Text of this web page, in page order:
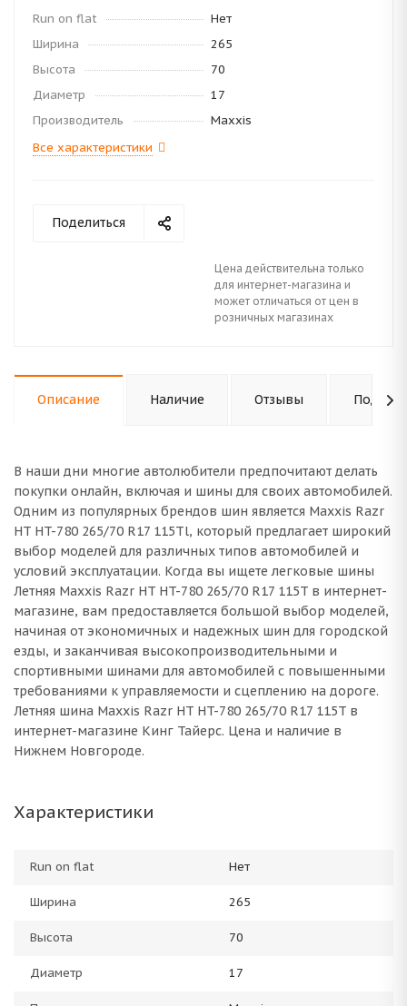
Run on flat
Нет
Ширина
265
Высота
70
Диаметр
17
Производитель
Maxxis
Все характеристики
Поделиться
Цена действительна только
для интернет-магазина и
может отличаться от цен в
розничных магазинах
Описание Наличие Отзывы
В наши дни многие автолюбители предпочитают делать
покупки онлайн, включая и шины для своих автомобилей.
Одним из популярных брендов шин является Maxxis Razr
HT HT-780 265/70 R17 115Tl, который предлагает широкий
выбор моделей для различных типов автомобилей и
условий эксплуатации. Когда вы ищете легковые шины
Летняя Maxxis Razr HT HT-780 265/70 R17 115T в интернет-
магазине, вам предоставляется большой выбор моделей,
начиная от экономичных и надежных шин для городской
езды, и заканчивая высокопроизводительными и
спортивными шинами для автомобилей с повышенными
требованиями к управляемости и сцеплению на дороге.
Летняя шина Maxxis Razr HT HT-780 265/70 R17 115T в
интернет-магазине Кинг Тайерс. Цена и наличие в
Нижнем Новгороде.
Характеристики
Run on flat Нет
Ширина 265
Высота 70
Диаметр 17